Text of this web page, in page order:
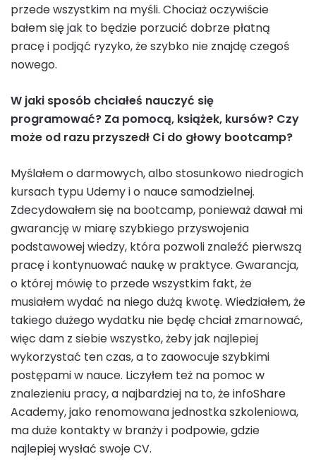
przede wszystkim na myśli. Chociaż oczywiście
bałem się jak to będzie porzucić dobrze płatną
pracę i podjąć ryzyko, że szybko nie znajdę czegoś
nowego.
W jaki sposób chciałeś nauczyć się
programować? Za pomocą, książek, kursów? Czy
może od razu przyszedł Ci do głowy bootcamp?
Myślałem o darmowych, albo stosunkowo niedrogich
kursach typu Udemy i o nauce samodzielnej.
Zdecydowałem się na bootcamp, ponieważ dawał mi
gwarancję w miarę szybkiego przyswojenia
podstawowej wiedzy, która pozwoli znaleźć pierwszą
pracę i kontynuować naukę w praktyce. Gwarancja,
o której mówię to przede wszystkim fakt, że
musiałem wydać na niego dużą kwotę. Wiedziałem, że
takiego dużego wydatku nie będę chciał zmarnować,
więc dam z siebie wszystko, żeby jak najlepiej
wykorzystać ten czas, a to zaowocuje szybkimi
postępami w nauce. Liczyłem też na pomoc w
znalezieniu pracy, a najbardziej na to, że infoShare
Academy, jako renomowana jednostka szkoleniowa,
ma duże kontakty w branży i podpowie, gdzie
najlepiej wysłać swoje CV.